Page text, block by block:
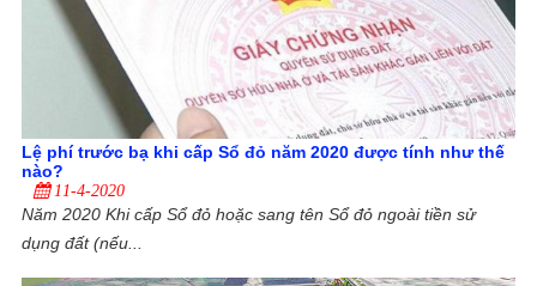
Lệ phí trước bạ khi cấp Sổ đỏ năm 2020 được tính như thế
nào?
11-4-2020
Năm 2020 Khi cấp Sổ đỏ hoặc sang tên Sổ đỏ ngoài tiền sử
dụng đất (nếu...